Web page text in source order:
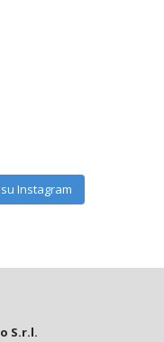
Instagram
S.r.l.